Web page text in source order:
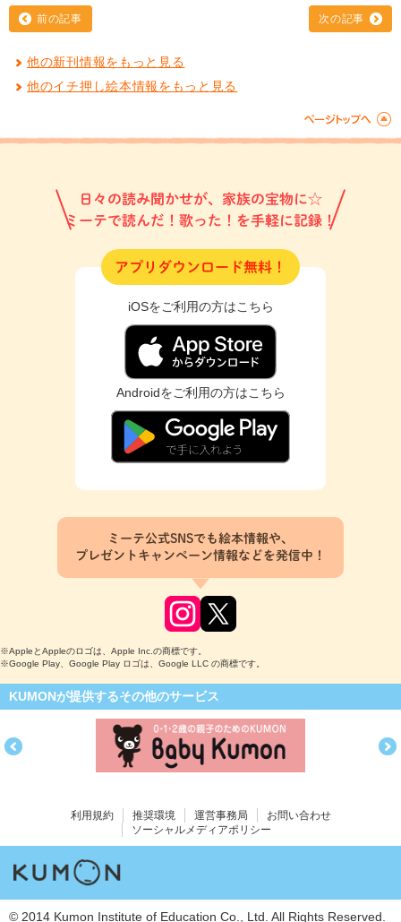
前の記事 次の記事
他の新刊情報をもっと見る
他のイチ押し絵本情報をもっと見る
日々の読み聞かせが、家族の宝物に☆
ミーテで読んだ！歌った！を手軽に記録！
アプリダウンロード無料！
iOSをご利用の方はこちら
Androidをご利用の方はこちら
ミーテ公式SNSでも絵本情報や、
プレゼントキャンペーン情報などを発信中！
※AppleとAppleのロゴは、Apple Inc.の商標です。
※Google Play、Google Play ロゴは、Google LLC の商標です。
KUMONが提供するその他のサービス
利用規約 推奨環境 運営事務局
お問い合わせ
ソーシャルメディアポリシー
© 2014 Kumon Institute of Education Co., Ltd. All Rights Reserved.